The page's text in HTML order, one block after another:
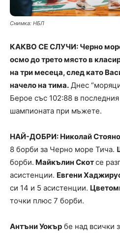
Снимка: НБЛ
КАКВО СЕ СЛУЧИ: Черно
осмо до трето място в
на три месеца, след като
начело на тима. Днес
Берое със 102:88 в
шампионата при мъжете.
НАЙ-ДОБРИ: Николай
8 борби за Черно море Тича.
борби. Майкълин Скотсе
асистенции. Евгени
си 14 и 5 асистенции.
точки плюс 7 борби.
Антъни Уокър бе над всички